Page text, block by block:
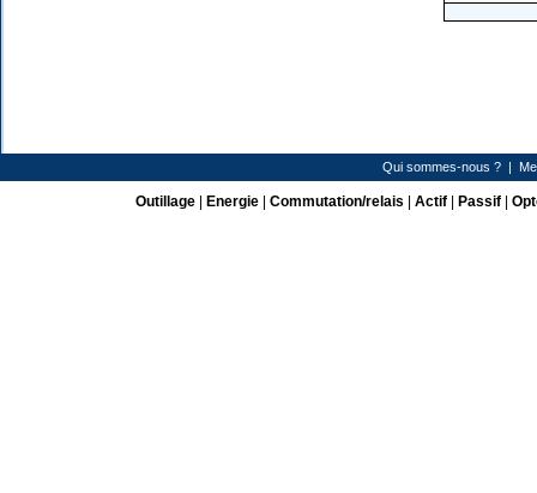
Qui sommes-nous ? |
Outillage| Energie| Commutation/relais Actif| Passif|